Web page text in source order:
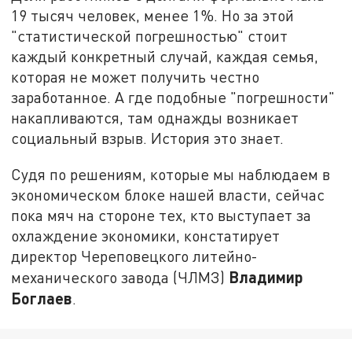
19 тысяч человек, менее 1%. Но за этой
"статистической погрешностью" стоит
каждый конкретный случай, каждая семья,
которая не может получить честно
заработанное. А где подобные "погрешности"
накапливаются, там однажды возникает
социальный взрыв. История это знает.
Судя по решениям, которые мы наблюдаем в
экономическом блоке нашей власти, сейчас
пока мяч на стороне тех, кто выступает за
охлаждение экономики, констатирует
директор Череповецкого литейно-
механического завода (ЧЛМЗ) Владимир
Боглаев.